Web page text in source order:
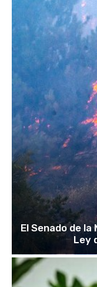
El Senado de
Ley